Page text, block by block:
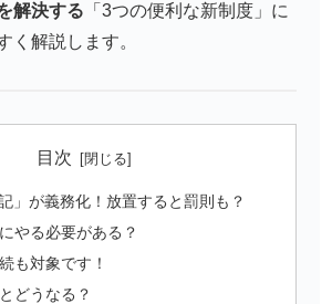
解決する 「3つの便利な新制度」に
く解説します。
目次
」が義務化！放置すると罰則も？
やる必要がある？
も対象です！
どうなる？